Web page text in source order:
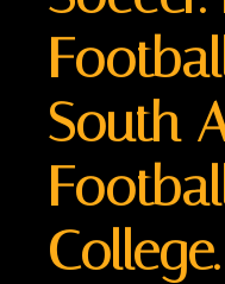
South
College.